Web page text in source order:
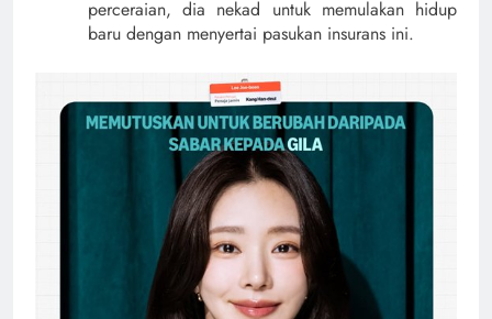
perceraian, dia nekad untuk memulakan hidup
baru dengan menyertai pasukan insurans ini.